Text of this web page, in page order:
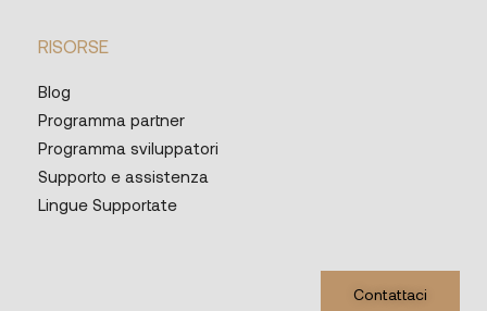
RISORSE
Blog
Programma partner
Programma sviluppatori
Supporto e assistenza
Lingue Supportate
Contattaci